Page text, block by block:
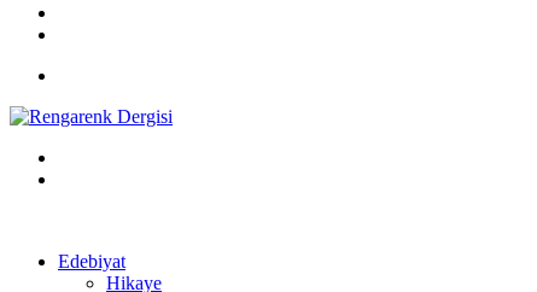
Edebiyat
Hikaye